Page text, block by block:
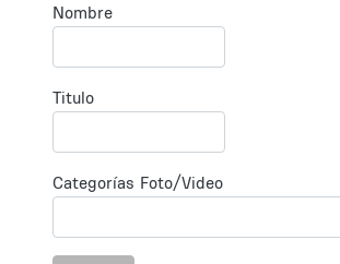
Nombre
Titulo
Categorías Foto/Video